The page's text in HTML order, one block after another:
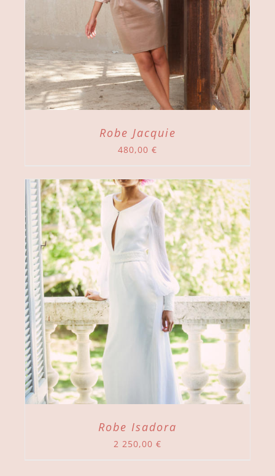
Robe Jacquie
480,00 €
Robe Isadora
2 250,00 €